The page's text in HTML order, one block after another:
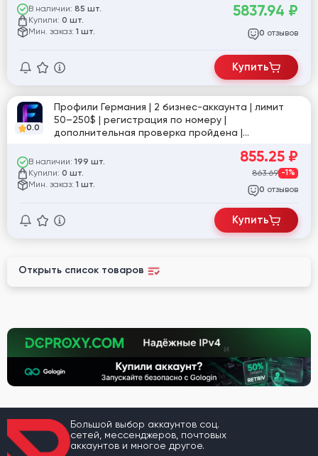
В наличии: 85 шт.
Купили: 0 шт.
Мин. заказ: 1 шт.
5837.94 ₽
0 отзывов
Купить
0.0
Профили Германия | 2 бизнес-аккаунта | лимит
50–250$ | регистрация по номеру |
дополнительная проверка пройдена |
В наличии: 199 шт.
Купили: 0 шт.
Мин. заказ: 1 шт.
855.25 ₽
863.69 -1%
0 отзывов
Купить
Открыть список товаров
Большой выбор аккаунтов соц.
сетей, мессенджеров, почтовых
аккаунтов и многое другое.